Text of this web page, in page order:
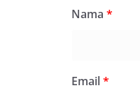
Nama *
Email*